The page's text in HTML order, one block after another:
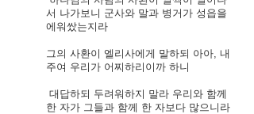
서 나가보니 군사와 말과 병거가 성읍을
에워쌌는지라
그의 사환이 엘리사에게 말하되 아아, 내
주여 우리가 어찌하리이까 하니
한 자가 그들과 함께 한 자보다 많으니라